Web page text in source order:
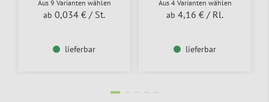
Aus 9 Varianten wählen
ab 0,034 € / St.
lieferbar
Aus 4 Varianten wählen
ab 4,16 € / Rl.
lieferbar